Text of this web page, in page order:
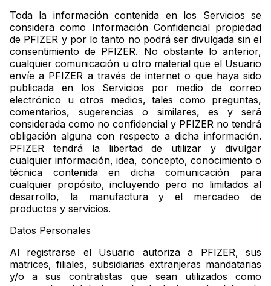
Toda la información contenida en los Servicios se
considera como Información Confidencial propiedad
de PFIZER y por lo tanto no podrá ser divulgada sin el
consentimiento de PFIZER. No obstante lo anterior,
cualquier comunicación u otro material que el Usuario
envíe a PFIZER a través de internet o que haya sido
publicada en los Servicios por medio de correo
electrónico u otros medios, tales como preguntas,
comentarios, sugerencias o similares, es y será
considerada como no confidencial y PFIZER no tendrá
obligación alguna con respecto a dicha información.
PFIZER tendrá la libertad de utilizar y divulgar
cualquier información, idea, concepto, conocimiento o
técnica contenida en dicha comunicación para
cualquier propósito, incluyendo pero no limitados al
desarrollo, la manufactura y el mercadeo de
productos y servicios.
Datos Personales
Al registrarse el Usuario autoriza a PFIZER, sus
matrices, filiales, subsidiarias extranjeras mandatarias
y/o a sus contratistas que sean utilizados como